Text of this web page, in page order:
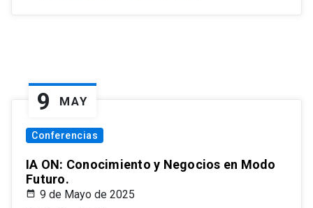
9 MAY
Conferencias
IA ON: Conocimiento y Negocios en Modo
Futuro.
9 de Mayo de 2025